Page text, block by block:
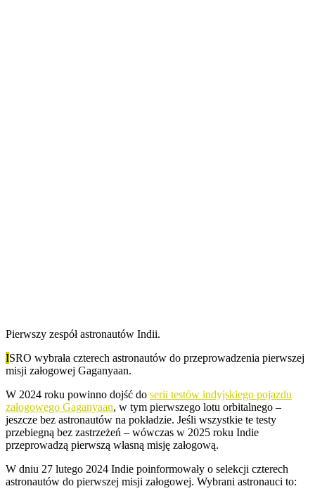
Pierwszy zespół astronautów Indii.
ISRO wybrała czterech astronautów do przeprowadzenia pierwszej
misji załogowej Gaganyaan.
W 2024 roku powinno dojść do serii testów indyjskiego pojazdu
załogowego Gaganyaan, w tym pierwszego lotu orbitalnego –
jeszcze bez astronautów na pokładzie. Jeśli wszystkie te testy
przebiegną bez zastrzeżeń – wówczas w 2025 roku Indie
przeprowadzą pierwszą własną misję załogową.
W dniu 27 lutego 2024 Indie poinformowały o selekcji czterech
astronautów do pierwszej misji załogowej. Wybrani astronauci to: